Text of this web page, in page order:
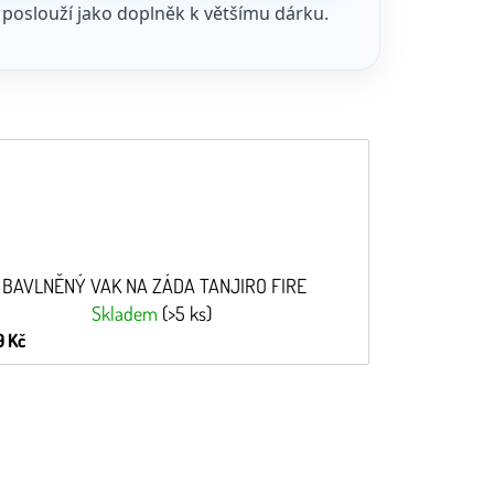
jako doplněk k většímu dárku.
BAVLNĚNÝ VAK NA ZÁDA TANJIRO FIRE
Skladem (>5 ks)
Kč